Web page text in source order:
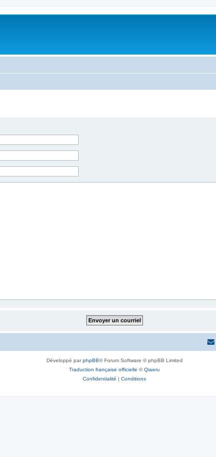
Développé parphpBB® Forum Software © phpBB Limited
Traduction française officielle ©Qiaeru
Confidentialité | Conditions